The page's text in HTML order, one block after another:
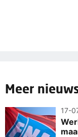
Meer
17-